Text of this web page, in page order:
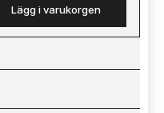
Lägg i varukorgen